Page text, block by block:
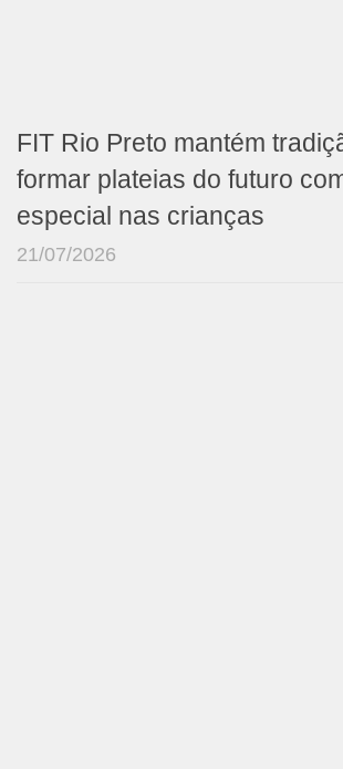
FIT Rio Preto mantém
formar plateias do futuro
especial nas crianças
21/07/2026